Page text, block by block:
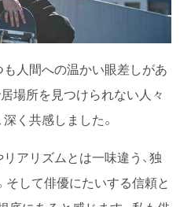
も人間への温かい眼差しがあ
場所を見つけられない人々
く共感しました。
アリズムとは一味違う、独
そして俳優にたいする信頼と